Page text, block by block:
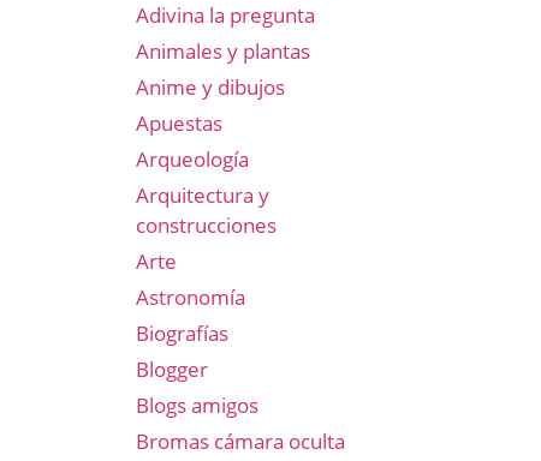
Adivina la pregunta
Animales y plantas
Anime y dibujos
Apuestas
Arqueología
Arquitectura y
construcciones
Arte
Astronomía
Biografías
Blogger
Blogs amigos
Bromas cámara oculta